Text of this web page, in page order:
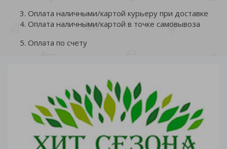
Оплата наличными/картой курьеру при доставке
Оплата наличными/картой в точке самовывоза
Оплата по счету